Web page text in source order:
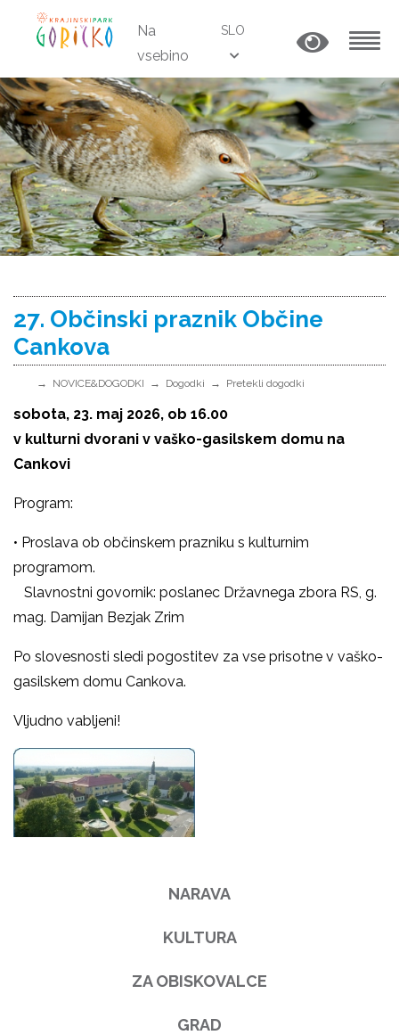
Na
vsebino
SLO
27. Občinski praznik Občine
Cankova
NOVICE&DOGODKI Dogodki Pretekli dogodki
sobota, 23. maj 2026, ob 16.00
v kulturni dvorani v vaško-gasilskem domu na
Cankovi
Program:
• Proslava ob občinskem prazniku s kulturnim
programom.
Slavnostni govornik: poslanec Državnega zbora RS, g.
mag. Damijan Bezjak Zrim
Po slovesnosti sledi pogostitev za vse prisotne v vaško-
gasilskem domu Cankova.
Vljudno vabljeni!
NARAVA
KULTURA
ZA OBISKOVALCE
GRAD